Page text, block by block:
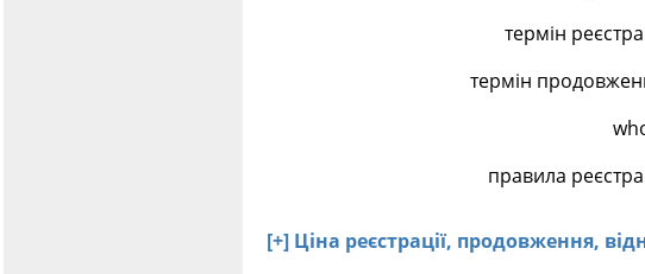
термін
термін
правила
[+] Ціна реєстрації, продовження,